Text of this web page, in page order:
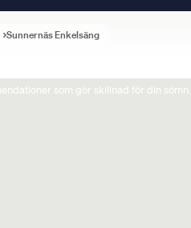
som gör skillnad för din sömn.
Sunnernäs Enkelsäng